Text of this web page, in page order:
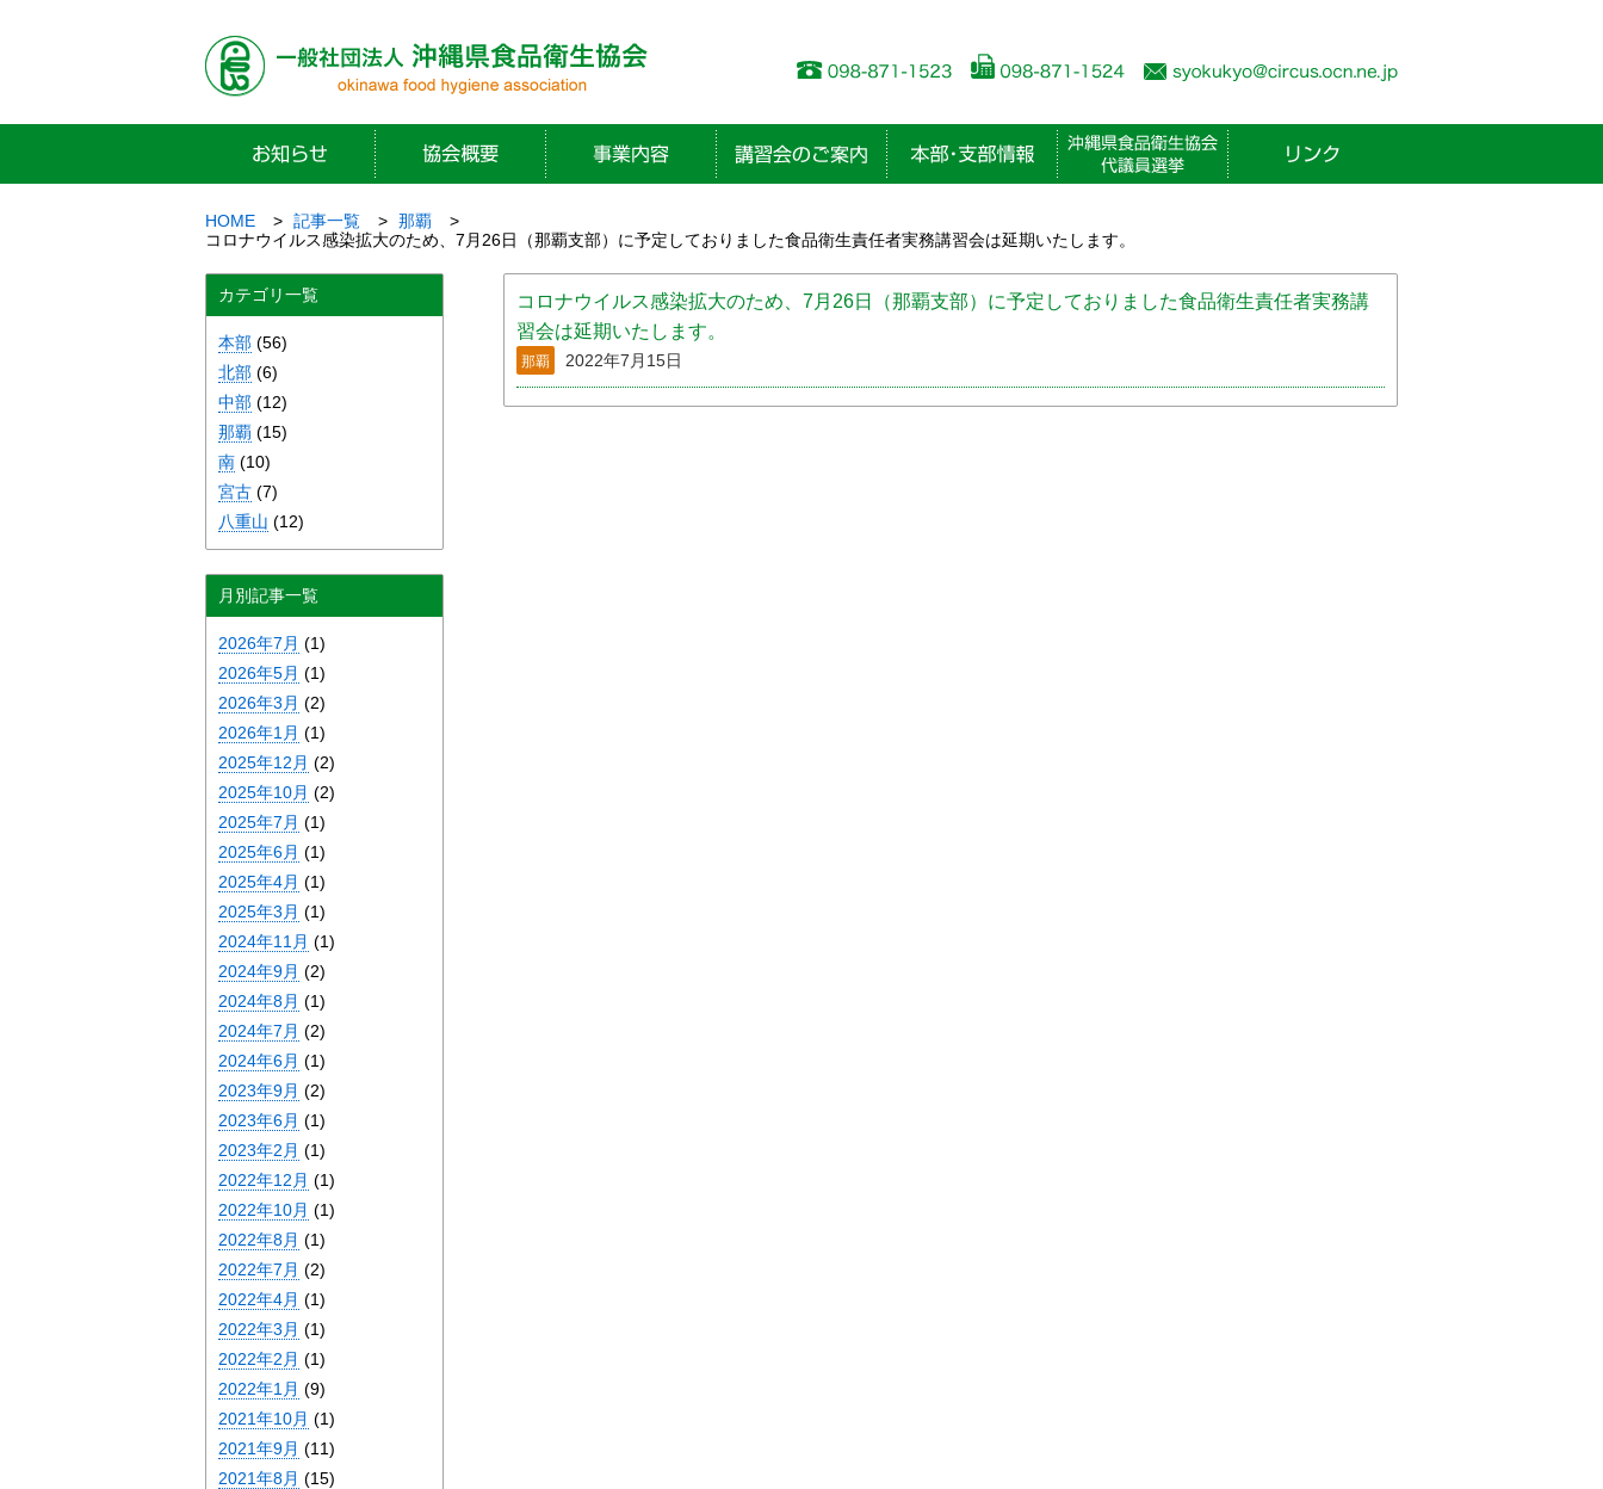
HOME 記事一覧
那覇
コロナウイルス感染拡大のため、7月26日（那覇支部）に予定しておりました食品衛生責任者実務講習会は延期いたします。
カテゴリ一覧
本部 (56)
北部 (6)
中部 (12)
那覇 (15)
南 (10)
宮古 (7)
八重山 (12)
月別記事一覧
2026年7月 (1)
2026年5月 (1)
2026年3月 (2)
2026年1月 (1)
2025年12月 (2)
2025年10月 (2)
2025年7月 (1)
2025年6月 (1)
2025年4月 (1)
2025年3月 (1)
2024年11月 (1)
2024年9月 (2)
2024年8月 (1)
2024年7月 (2)
2024年6月 (1)
2023年9月 (2)
2023年6月 (1)
2023年2月 (1)
2022年12月 (1)
2022年10月 (1)
2022年8月 (1)
2022年7月 (2)
2022年4月 (1)
2022年3月 (1)
2022年2月 (1)
2022年1月 (9)
2021年10月 (1)
2021年9月 (11)
2021年8月 (15)
コロナウイルス感染拡大のため、7月26日（那覇支部）に予定しておりました食品衛生責任者実務講
習会は延期いたします。
那覇 2022年7月15日